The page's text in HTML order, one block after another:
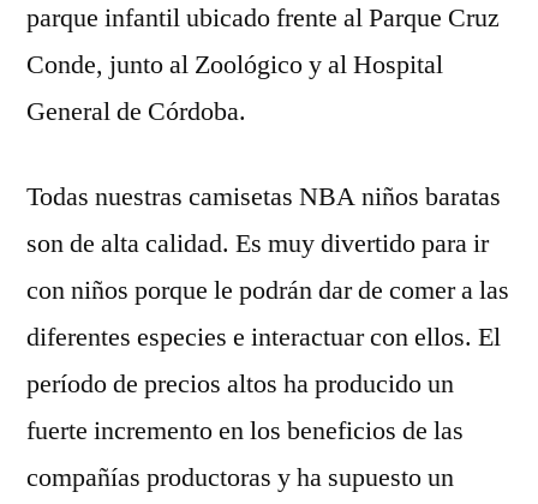
parque infantil ubicado frente al Parque Cruz
Conde, junto al Zoológico y al Hospital
General de Córdoba.
Todas nuestras camisetas NBA niños baratas
son de alta calidad. Es muy divertido para ir
con niños porque le podrán dar de comer a las
diferentes especies e interactuar con ellos. El
período de precios altos ha producido un
fuerte incremento en los beneficios de las
compañías productoras y ha supuesto un